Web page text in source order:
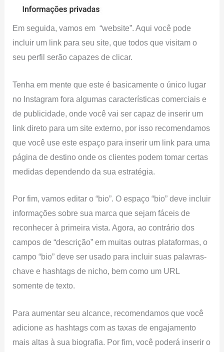
Em seguida, vamos em “website”. Aqui você pode
incluir um link para seu site, que todos que visitam o
seu perfil serão capazes de clicar.
Tenha em mente que este é basicamente o único lugar
no Instagram fora algumas características comerciais e
de publicidade, onde você vai ser capaz de inserir um
link direto para um site externo, por isso recomendamos
que você use este espaço para inserir um link para uma
página de destino onde os clientes podem tomar certas
medidas dependendo da sua estratégia.
Por fim, vamos editar o “bio”. O espaço “bio” deve incluir
informações sobre sua marca que sejam fáceis de
reconhecer à primeira vista. Agora, ao contrário dos
campos de “descrição” em muitas outras plataformas, o
campo “bio” deve ser usado para incluir suas palavras-
chave e hashtags de nicho, bem como um URL
somente de texto.
Para aumentar seu alcance, recomendamos que você
adicione as hashtags com as taxas de engajamento
mais altas à sua biografia. Por fim, você poderá inserir o